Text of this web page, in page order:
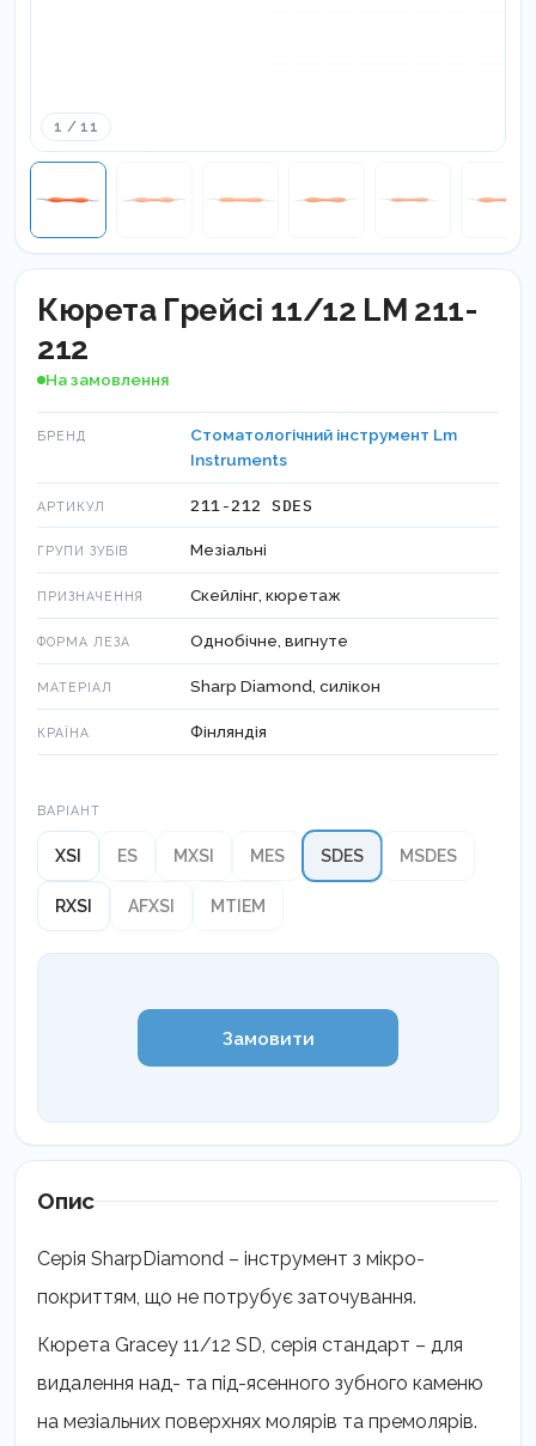
1 / 11
Кюрета Грейсі 11/12 LM 211-
212
На замовлення
БРЕНД
Стоматологічний інструмент Lm
Instruments
АРТИКУЛ 211-212 SDES
ГРУПИ ЗУБІВ Мезіальні
ПРИЗНАЧЕННЯ Скейлінг, кюретаж
ФОРМА ЛЕЗА Однобічне, вигнуте
МАТЕРІАЛ Sharp Diamond, силікон
КРАЇНА Фінляндія
ВАРІАНТ
XSI ES MXSI MES SDES MSDES
RXSI AFXSI MTIEM
Замовити
Опис
Серія SharpDiamond – інструмент з мікро-
покриттям, що не потрубує заточування.
Кюрета Gracey 11/12 SD, серія стандарт – для
видалення над- та під-ясенного зубного каменю
на мезіальних поверхнях молярів та премолярів.